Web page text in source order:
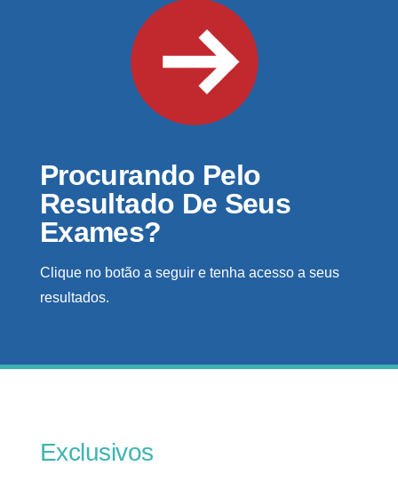
Procurando Pelo
Resultado De Seus
Exames?
Clique no botão a seguir e tenha acesso a seus
resultados.
Exclusivos